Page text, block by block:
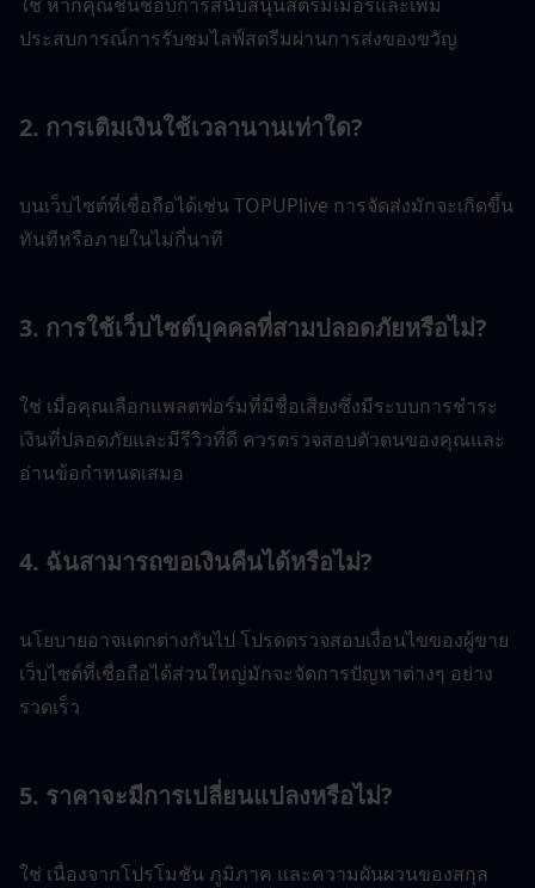
ประสบการณ์การรับชมไลฟ์สตรีมผ่านการส่งของขวัญ
2. การเติมเงินใช้เวลานานเท่าใด?
บนเว็บไซต์ที่เชื่อถือได้เช่น TOPUPlive การจัดส่งมักจะเกิดขึ้น
ทันทีหรือภายในไม่กี่นาที
3. การใช้เว็บไซต์บุคคลที่สามปลอดภัยหรือไม่?
ใช่ เมื่อคุณเลือกแพลตฟอร์มที่มีชื่อเสียงซึ่งมีระบบการชำระ
เงินที่ปลอดภัยและมีรีวิวที่ดี ควรตรวจสอบตัวตนของคุณและ
อ่านข้อกำหนดเสมอ
4. ฉันสามารถขอเงินคืนได้หรือไม่?
นโยบายอาจแตกต่างกันไป โปรดตรวจสอบเงื่อนไขของผู้ขาย
เว็บไซต์ที่เชื่อถือได้ส่วนใหญ่มักจะจัดการปัญหาต่างๆ อย่าง
รวดเร็ว
5. ราคาจะมีการเปลี่ยนแปลงหรือไม่?
ใช่ เนื่องจากโปรโมชัน ภูมิภาค และความผันผวนของสกุล